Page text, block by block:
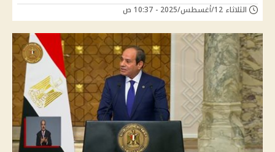
الثلاثاء 12/أغسطس/2025 - 10:37 ص